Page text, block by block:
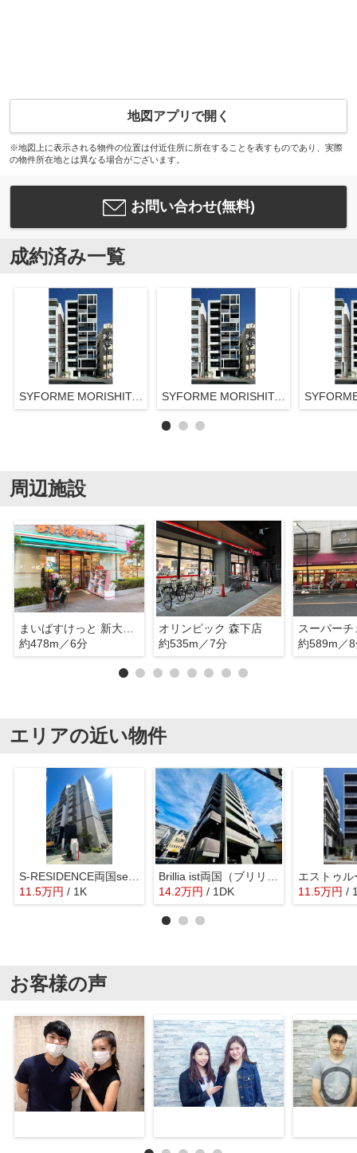
地図アプリで開く
※地図上に表示される物件の位置は付近住所に所在することを表すものであり、実際
の物件所在地とは異なる場合がございます。
お問い合わせ(無料)
成約済み一覧
SYFORME MORISHITAⅡ（シーフォルム森下Ⅱ） SYFORME MORISHITAⅡ（シーフォルム森下Ⅱ）
周辺施設
まいばすけっと 新大橋1丁目店
約478m／6分
オリンピック 森下店
約535m／7分
約589m／
エリアの近い物件
S-RESIDENCE両国serea(エスレジデンス両国セレア)
11.5万円 / 1K
14.2万円 / 1DK
エストゥ
11.5万円 /
お客様の声